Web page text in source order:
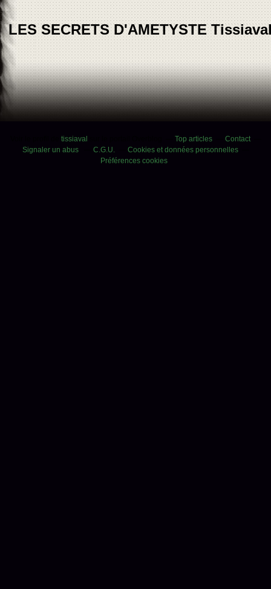
LES SECRETS D'AMETYSTE
tissiaval Top articles
Contact
Signaler un abus
C.G.U.
Cookies et données personnelles
Préférences cookies